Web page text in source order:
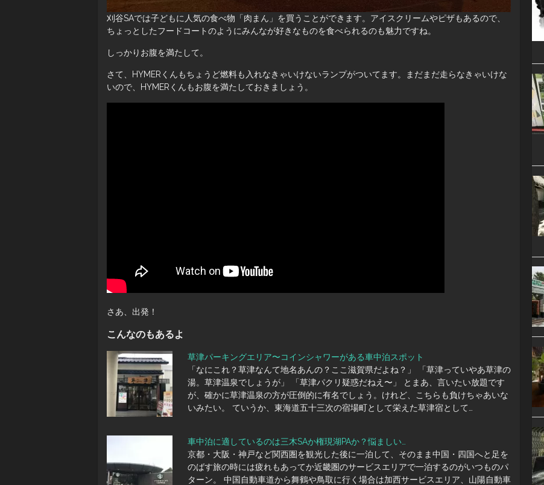
刈谷SAでは子どもに人気の食べ物「肉まん」を買うことができます。アイスクリームやピザもあるので、
ちょっとしたフードコートのようにみんなが好きなものを食べられるのも魅力ですね。
しっかりお腹を満たして。
さて、HYMERくんもちょうど燃料も入れなきゃいけないランプがついてます。まだまだ走らなきゃいけな
いので、HYMERくんもお腹を満たしておきましょう。
さあ、出発！
こんなのもあるよ
草津パーキングエリア〜コインシャワーがある車中泊スポット
「なにこれ？草津なんて地名あんの？ここ滋賀県だよね？」 「草津っていやあ草津の
湯。草津温泉でしょうが」 「草津パクリ疑惑だねえ〜」 とまあ、言いたい放題です
が、確かに草津温泉の方が圧倒的に有名でしょう。けれど、こちらも負けちゃあいな
いみたい。 ていうか、東海道五十三次の宿場町として栄えた草津宿として…
車中泊に適しているのは三木SAか権現湖PAか？悩ましい…
京都・大阪・神戸など関西圏を観光した後に一泊して、そのまま中国・四国へと足を
のばす旅の時には疲れもあってか近畿圏のサービスエリアで一泊するのがいつものパ
ターン。 中国自動車道から舞鶴や鳥取に行く場合は加西サービスエリア、山陽自動車